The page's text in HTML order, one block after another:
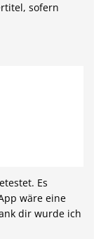
sofern
Es
wäre eine
dir wurde ich